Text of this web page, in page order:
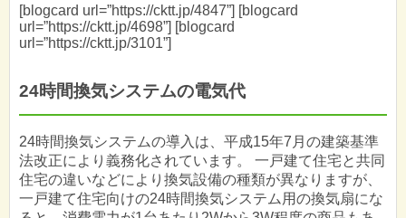
[blogcard url=”https://cktt.jp/4847”] [blogcard
url=”https://cktt.jp/4698”] [blogcard
url=”https://cktt.jp/3101”]
24時間換気システムの電気代
24時間換気システムの導入は、平成15年7月の建築基準
法改正により義務化されています。 一戸建て住宅と共同
住宅の違いなどにより換気設備の種類が異なりますが、
一戸建て住宅向けの24時間換気システム用の換気扇にな